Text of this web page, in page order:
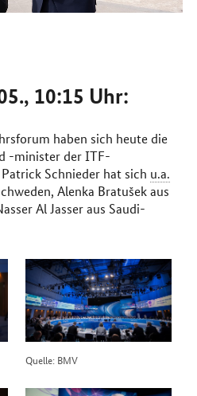
10:15 Uhr:
haben sich heute die
-minister der ITF-
Schnieder hat sich u.a.
Alenka Bratušek aus
Al Jasser aus Saudi-
Quelle: BMV